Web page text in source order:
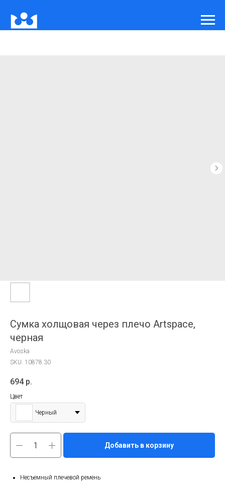
Сумка холщовая через плечо Artspace,
черная
Avoska
SKU: 10878.30
694 р.
Цвет
Черный
Добавить в корзину
Несъемный плечевой ремень